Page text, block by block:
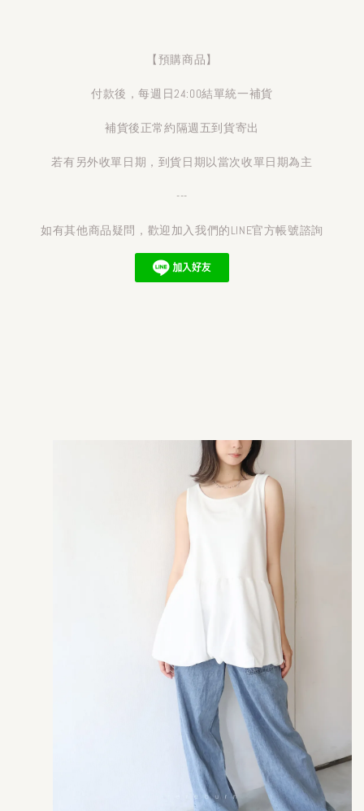
【預購商品】
付款後，每週日24:00結單統一補貨
補貨後正常約隔週五到貨寄出
若有另外收單日期，到貨日期以當次收單日期為主
---
如有其他商品疑問，歡迎加入我們的LINE官方帳號諮詢